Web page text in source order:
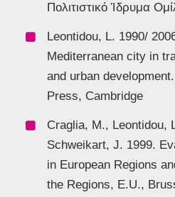
Πολιτιστικό Ίδρυμα
Leontidou, L. 1990/
Mediterranean city in
and urban
Press, Cambridge
Craglia, M., Leontidou,
Schweikart, J. 1999.
in European Regions
the Regions, E.U.,